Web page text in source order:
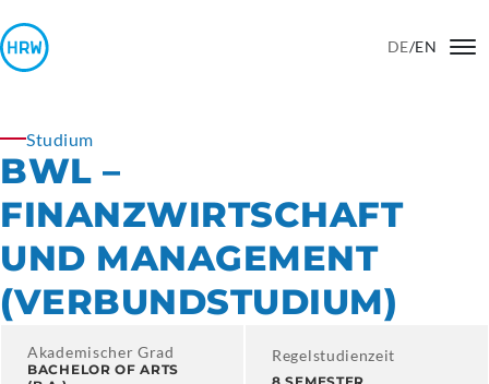
DE/EN
Studium
BWL –
FINANZWIRTSCHAFT
UND MANAGEMENT
(VERBUNDSTUDIUM)
Akademischer Grad
BACHELOR OF ARTS
Regelstudienzeit